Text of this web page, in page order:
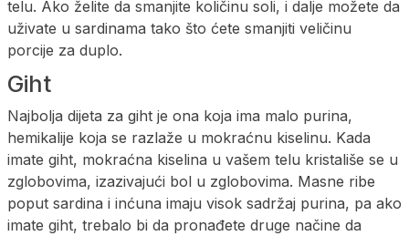
telu. Ako želite da smanjite količinu soli, i dalje možete da
uživate u sardinama tako što ćete smanjiti veličinu
porcije za duplo.
Giht
Najbolja dijeta za giht je ona koja ima malo purina,
hemikalije koja se razlaže u mokraćnu kiselinu. Kada
imate giht, mokraćna kiselina u vašem telu kristališe se u
zglobovima, izazivajući bol u zglobovima. Masne ribe
poput sardina i inćuna imaju visok sadržaj purina, pa ako
imate giht, trebalo bi da pronađete druge načine da